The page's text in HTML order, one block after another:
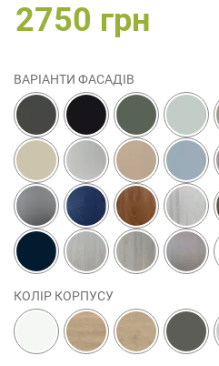
2750 грн
ВАРІАНТИ ФАСАДІВ
КОЛІР КОРПУСУ